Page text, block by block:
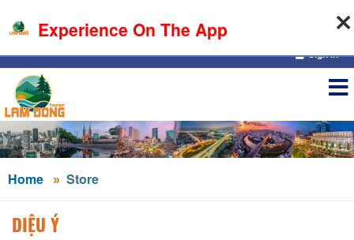
07-08-2026, 08:52:17
Sign in
Home Store
DIỆU Ý
Experience On The App